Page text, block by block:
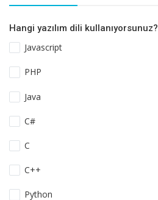
Hangi yazılım dili kullanıyorsunuz?
Javascript
PHP
Java
C#
C
C++
Python